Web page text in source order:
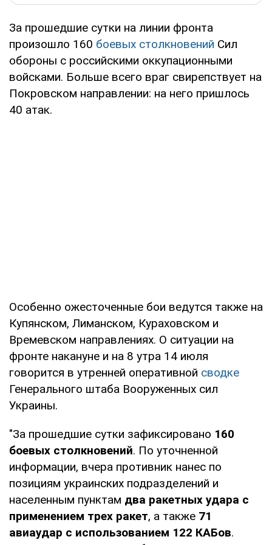
За прошедшие сутки на линии фронта
произошло 160 боевых столкновений Сил
обороны с российскими оккупационными
войсками. Больше всего враг свирепствует на
Покровском направлении: на него пришлось
40 атак.
Особенно ожесточенные бои ведутся также на
Купянском, Лиманском, Кураховском и
Времевском направлениях. О ситуации на
фронте накануне и на 8 утра 14 июля
говорится в утренней оперативной сводке
Генерального штаба Вооруженных сил
Украины.
"За прошедшие сутки зафиксировано 160
боевых столкновений. По уточненной
информации, вчера противник нанес по
позициям украинских подразделений и
населенным пунктам два ракетных удара с
применением трех ракет, а также 71
авиаудар с использованием 122 КАБов.